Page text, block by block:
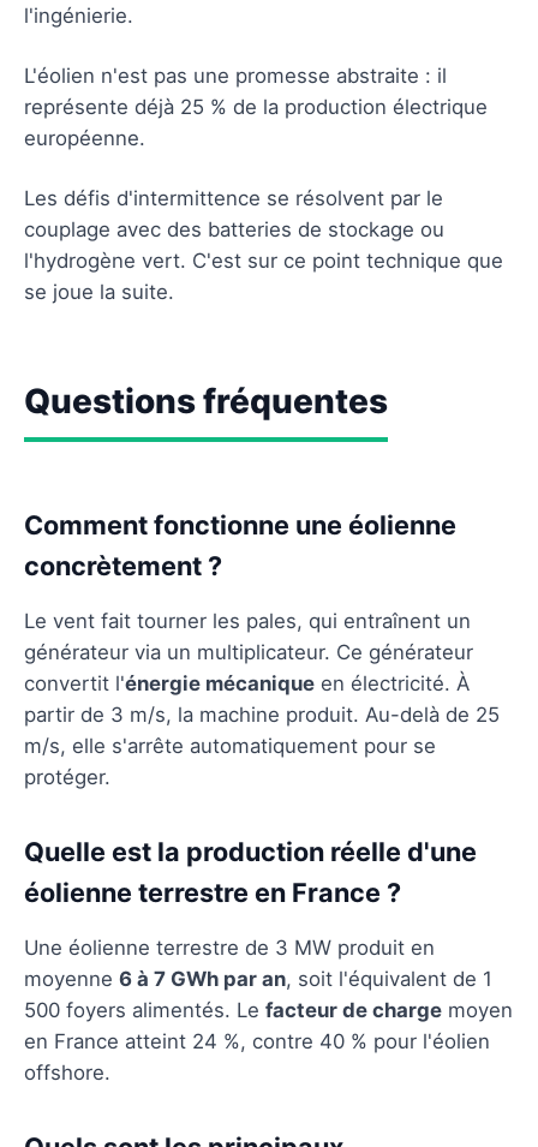
l'ingénierie.
L'éolien n'est pas une promesse abstraite : il
représente déjà 25 % de la production électrique
européenne.
Les défis d'intermittence se résolvent par le
couplage avec des batteries de stockage ou
l'hydrogène vert. C'est sur ce point technique que
se joue la suite.
Questions fréquentes
Comment fonctionne une éolienne
concrètement ?
Le vent fait tourner les pales, qui entraînent un
générateur via un multiplicateur. Ce générateur
convertit l'énergie mécanique en électricité. À
partir de 3 m/s, la machine produit. Au-delà de 25
m/s, elle s'arrête automatiquement pour se
protéger.
Quelle est la production réelle d'une
éolienne terrestre en France ?
Une éolienne terrestre de 3 MW produit en
moyenne 6 à 7 GWh par an, soit l'équivalent de 1
500 foyers alimentés. Le facteur de charge moyen
en France atteint 24 %, contre 40 % pour l'éolien
offshore.